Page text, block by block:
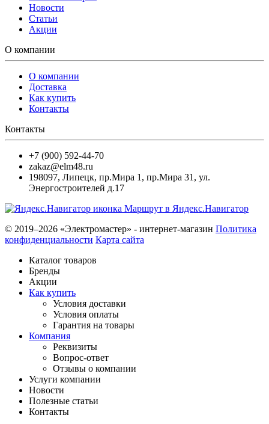
Новости
Статьи
Акции
О компании
О компании
Доставка
Как купить
Контакты
Контакты
+7 (900) 592-44-70
zakaz@elm48.ru
198097, Липецк, пр.Мира 1, пр.Мира 31, ул.
Энергостроителей д.17
Маршрут в Яндекс.Навигатор
© 2019–2026 «Электромастер» - интернет-магазин Политика
конфиденциальности Карта сайта
Каталог товаров
Бренды
Акции
Как купить
Условия доставки
Условия оплаты
Гарантия на товары
Компания
Реквизиты
Вопрос-ответ
Отзывы о компании
Услуги компании
Новости
Полезные статьи
Контакты